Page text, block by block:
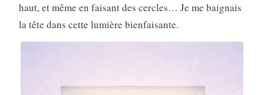
haut, et même en faisant des cercles… Je me baignais
la tête dans cette lumière bienfaisante.